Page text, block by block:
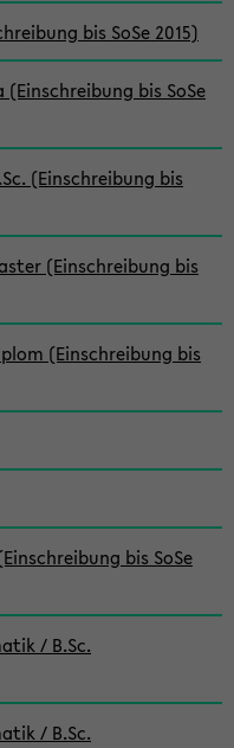
bis SoSe 2015)
bis SoSe
(Einschreibung bis
(Einschreibung bis
(Einschreibung bis
bis SoSe
/ B.Sc.
/ B.Sc.